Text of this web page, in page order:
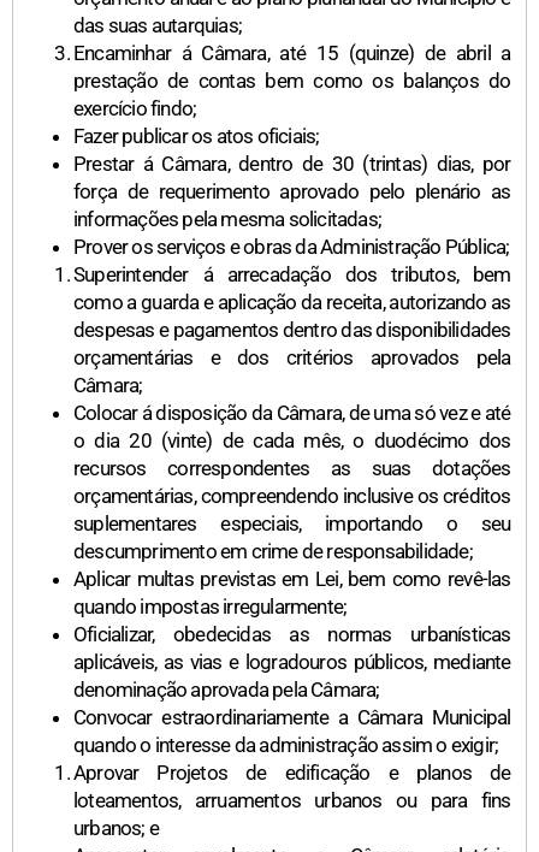
das suas autarquias;
Encaminhar á Câmara, até 15 (quinze) de abril a
prestação de contas bem como os balanços do
exercício findo;
Fazer publicar os atos oficiais;
Prestar á Câmara, dentro de 30 (trintas) dias, por
força de requerimento aprovado pelo plenário as
informações pela mesma solicitadas;
Prover os serviços e obras da Administração Pública;
Superintender á arrecadação dos tributos, bem
como a guarda e aplicação da receita, autorizando as
despesas e pagamentos dentro das disponibilidades
orçamentárias e dos critérios aprovados pela
Câmara;
Colocar á disposição da Câmara, de uma só vez e até
o dia 20 (vinte) de cada mês, o duodécimo dos
recursos correspondentes as suas dotações
orçamentárias, compreendendo inclusive os créditos
suplementares especiais, importando o seu
descumprimento em crime de responsabilidade;
Aplicar multas previstas em Lei, bem como revê-las
quando impostas irregularmente;
Oficializar, obedecidas as normas urbanísticas
aplicáveis, as vias e logradouros públicos, mediante
denominação aprovada pela Câmara;
Convocar estraordinariamente a Câmara Municipal
quando o interesse da administração assim o exigir;
Aprovar Projetos de edificação e planos de
loteamentos, arruamentos urbanos ou para fins
urbanos; e